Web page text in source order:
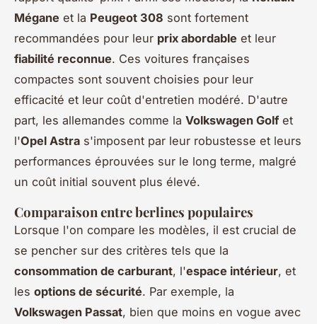
Mégane et la Peugeot 308 sont fortement
recommandées pour leur prix abordable et leur
fiabilité reconnue. Ces voitures françaises
compactes sont souvent choisies pour leur
efficacité et leur coût d'entretien modéré. D'autre
part, les allemandes comme la Volkswagen Golfet
l'Opel Astra s'imposent par leur robustesse et leurs
performances éprouvées sur le long terme, malgré
un coût initial souvent plus élevé.
Comparaison entre berlines populaires
Lorsque l'on compare les modèles, il est crucial de
se pencher sur des critères tels que la
consommation de carburant, l'espace intérieur, et
les options de sécurité. Par exemple, la
Volkswagen Passat, bien que moins en vogue avec